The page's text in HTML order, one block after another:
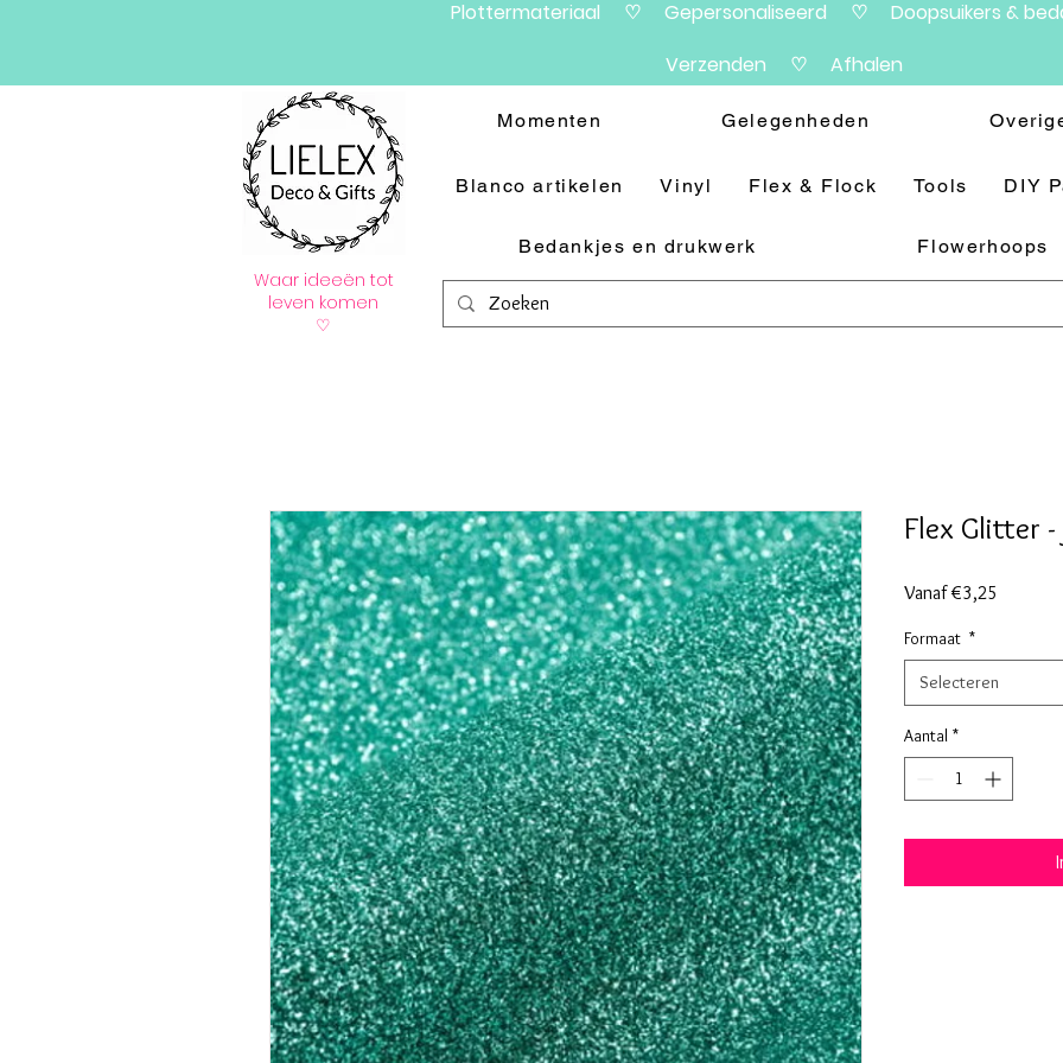
Plottermateriaal ♡ Gepersonaliseerd ♡ Doopsuikers &
Verzenden ♡ Afhalen
Waar ideeën tot
leven komen
♡
Momenten Gelegenheden
Blanco artikelen Vinyl Flex & Flock Tools DIY
Bedankjes en drukwerk Flowerhoops
Flex Glitter -
Vanaf€3,25
Formaat *
Selecteren
Aantal *